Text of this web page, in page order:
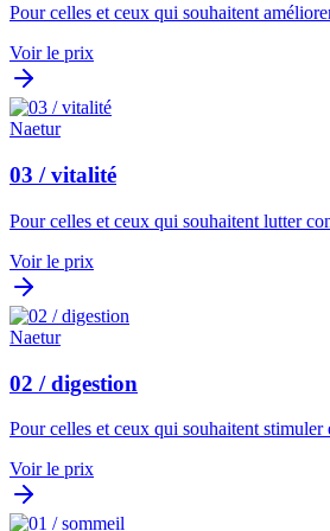
Pour celles et ceux qui souhaitent
Voir le prix
Naetur
03 / vitalité
Pour celles et ceux qui souhaitent lutter
Voir le prix
Naetur
02 / digestion
Pour celles et ceux qui souhaitent stimuler
Voir le prix